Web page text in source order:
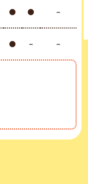
● ● －
● － －